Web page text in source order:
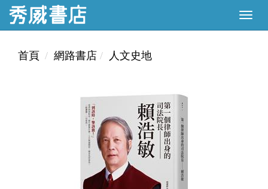
首頁 網路書店 人文史地